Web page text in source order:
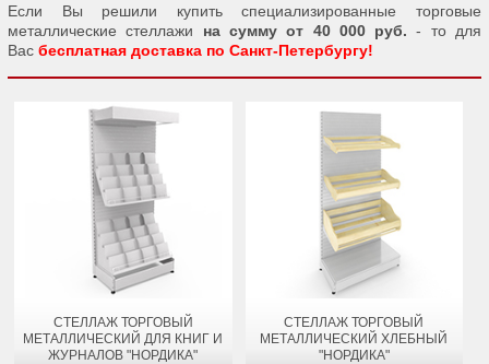
Если Вы решили купить специализированные торговые
металлические стеллажи на сумму от 40 000 руб. - то для
Вас бесплатная доставка по Санкт-Петербургу!
СТЕЛЛАЖ ТОРГОВЫЙ
МЕТАЛЛИЧЕСКИЙ ДЛЯ КНИГ И
ЖУРНАЛОВ "НОРДИКА"
СТЕЛЛАЖ ТОРГОВЫЙ
МЕТАЛЛИЧЕСКИЙ ХЛЕБНЫЙ
"НОРДИКА"